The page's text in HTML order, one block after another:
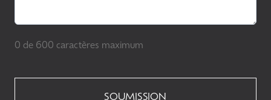
0 de 600 caractères maximum